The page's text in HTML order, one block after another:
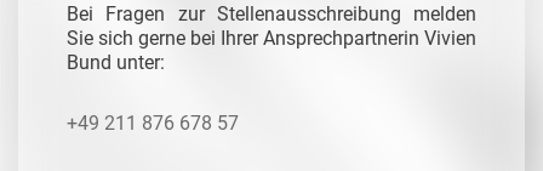
Bei Fragen zur Stellenausschreibung melden
Sie sich gerne bei Ihrer Ansprechpartnerin Vivien
Bund unter:
+49 211 876 678 57